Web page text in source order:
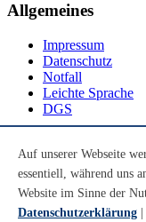
Allgemeines
Impressum
Datenschutz
Notfall
Leichte Sprache
DGS
Youtube
Instagram
LinkedIn
Auf unserer Webseite
essentiell, während uns
Website im Sinne der
Datenschutzerklärung